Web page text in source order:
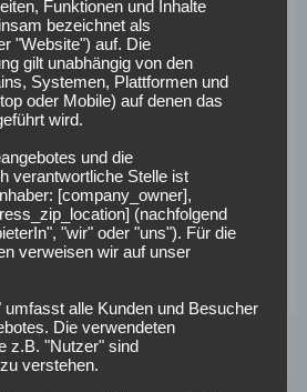
in Ruhe darüber
wenigen Tagen erstmals der Fall.
Rangnick wird über 2019 hinaus bei
Oliver Mintzlaff selbst läuft 2019
wirkt der 42-Jährige aber eher
der Aufsichtsrat, wir haben
nicht gesprochen, und es gibt da ja
Funktionen und Inhalte
bezeichnet als
"Website") auf. Die
gilt unabhängig von den
Systemen, Plattformen und
oder Mobile) auf denen das
wird.
und die
verantwortliche Stelle ist
[company_owner],
(nachfolgend
"wir" oder "uns"). Für die
verweisen wir auf unser
alle Kunden und Besucher
Die verwendeten
z.B. "Nutzer" sind
verstehen.